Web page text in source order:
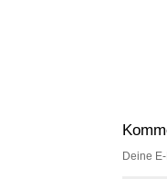
Deine